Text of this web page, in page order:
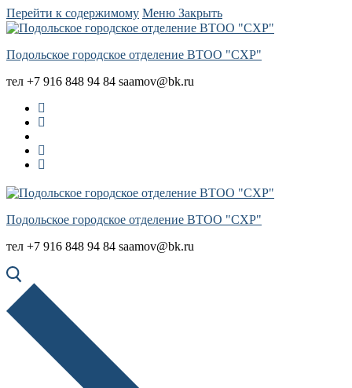
Перейти к содержимому Меню Закрыть
Подольское городское отделение ВТОО "СХР"
тел +7 916 848 94 84 saamov@bk.ru
Подольское городское отделение ВТОО "СХР"
тел +7 916 848 94 84 saamov@bk.ru